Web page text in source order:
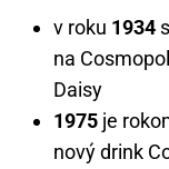
v roku 1934
na
Daisy
1975 je
nový drink